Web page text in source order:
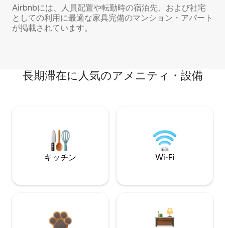
Airbnbには、人員配置や転勤時の宿泊先、および社宅
としての利用に最適な家具完備のマンション・アパート
が掲載されています。
長期滞在に人気のアメニティ・設備
キッチン Wi-Fi